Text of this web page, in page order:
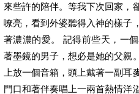
來些許的陪伴。等我下次回家，
嘹亮，看到外婆聽得入神的樣子
著濃濃的愛。 記得前些天，一
著墨鏡的男子，想必是她的父親
上放一個音箱，頭上戴著一副
門口和著伴奏唱上一兩首熱情洋